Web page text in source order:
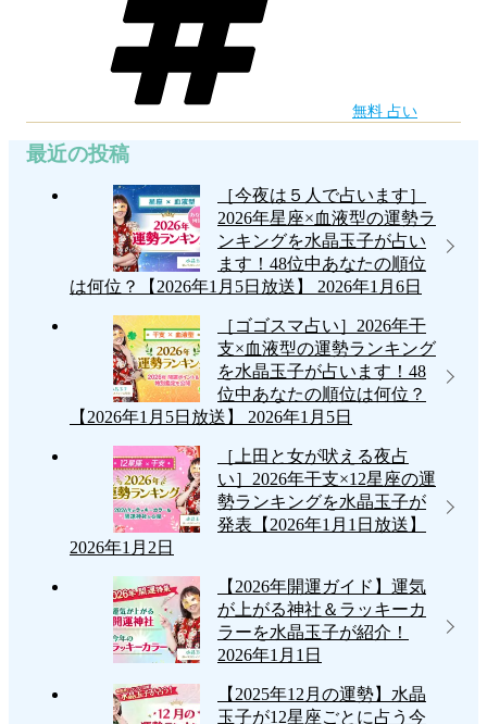
ま
の
ど
な
こ
と
占
え
る
鑑
定
果
を
公
開”
無料 占い
最近の投稿
［今夜は５人で占います］
2026年星座×血液型の運勢ラ
ンキングを水晶玉子が占い
ます！48位中あなたの順位
は何位？【2026年1月5日放送】
2026年1月6日
［ゴゴスマ占い］2026年干
支×血液型の運勢ランキング
を水晶玉子が占います！48
位中あなたの順位は何位？
【2026年1月5日放送】
2026年1月5日
［上田と女が吠える夜占
い］2026年干支×12星座の運
勢ランキングを水晶玉子が
発表【2026年1月1日放送】
2026年1月2日
【2026年開運ガイド】運気
が上がる神社＆ラッキーカ
ラーを水晶玉子が紹介！
2026年1月1日
【2025年12月の運勢】水晶
玉子が12星座ごとに占う今